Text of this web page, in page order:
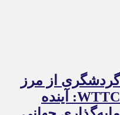
از مرز
یک تریلیون دلار گذشت/ WTTC: آینده